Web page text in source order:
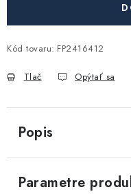
Akcie, Zľavy
Podmienky ochrany
Obchodné podmienky
Kód tovaru: FP2416412
Tlač Opýtať sa
Popis
Parametre